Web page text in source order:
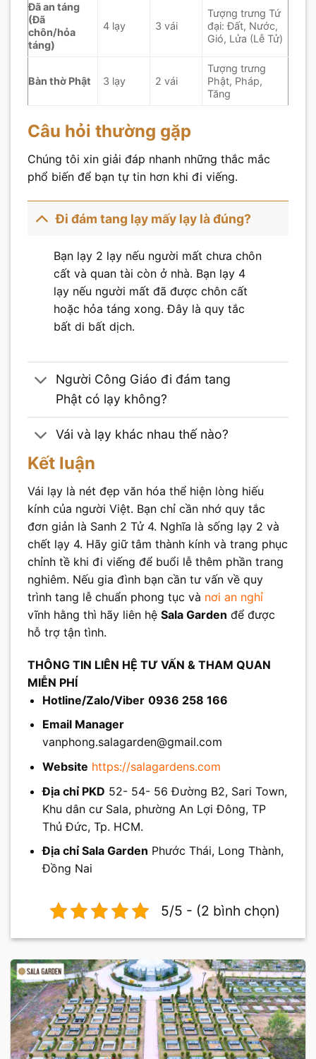
Đã an táng
(Đã
chôn/hỏa
táng)
4 lạy 3 vái
Tượng trưng Tứ
đại: Đất, Nước,
Gió, Lửa (Lễ Tử)
Bàn thờ Phật 3 lạy 2 vái
Tượng trưng
Phật, Pháp,
Tăng
Câu hỏi thường gặp
Chúng tôi xin giải đáp nhanh những thắc mắc
phổ biến để bạn tự tin hơn khi đi viếng.
Đi đám tang lạy mấy lạy là đúng?
Bạn lạy 2 lạy nếu người mất chưa chôn
cất và quan tài còn ở nhà. Bạn lạy 4
lạy nếu người mất đã được chôn cất
hoặc hỏa táng xong. Đây là quy tắc
bất di bất dịch.
Người Công Giáo đi đám tang
Phật có lạy không?
Vái và lạy khác nhau thế nào?
Kết luận
Vái lạy là nét đẹp văn hóa thể hiện lòng hiếu
kính của người Việt. Bạn chỉ cần nhớ quy tắc
đơn giản là Sanh 2 Tử 4. Nghĩa là sống lạy 2 và
chết lạy 4. Hãy giữ tâm thành kính và trang phục
chỉnh tề khi đi viếng để buổi lễ thêm phần trang
nghiêm. Nếu gia đình bạn cần tư vấn về quy
trình tang lễ chuẩn phong tục và nơi an nghỉ
vĩnh hằng thì hãy liên hệ Sala Garden để được
hỗ trợ tận tình.
THÔNG TIN LIÊN HỆ TƯ VẤN & THAM QUAN
MIỄN PHÍ
Hotline/Zalo/Viber 0936 258 166
Email Manager
vanphong.salagarden@gmail.com
Website https://salagardens.com
Địa chỉ PKD 52- 54- 56 Đường B2, Sari Town,
Khu dân cư Sala, phường An Lợi Đông, TP
Thủ Đức, Tp. HCM.
Địa chỉ Sala Garden Phước Thái, Long Thành,
Đồng Nai
5/5 - (2 bình chọn)